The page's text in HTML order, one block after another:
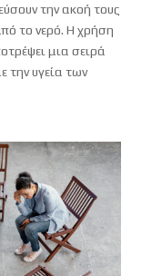
την ακοή τους
το νερό. Η χρήση
μια σειρά
την υγεία των